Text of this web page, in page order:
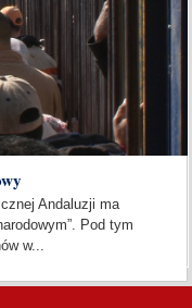
Andaluzji ma
Pod tym
w...